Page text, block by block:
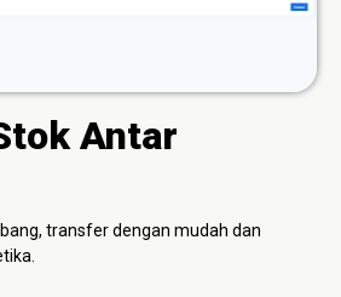
Antar
transfer dengan mudah dan